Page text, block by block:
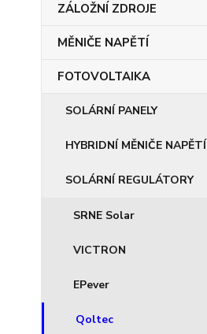
ZÁLOŽNÍ ZDROJE
MĚNIČE NAPĚTÍ
FOTOVOLTAIKA
SOLÁRNÍ PANELY
HYBRIDNÍ MĚNIČE NAPĚTÍ
SOLÁRNÍ REGULÁTORY
SRNE Solar
VICTRON
EPever
Qoltec